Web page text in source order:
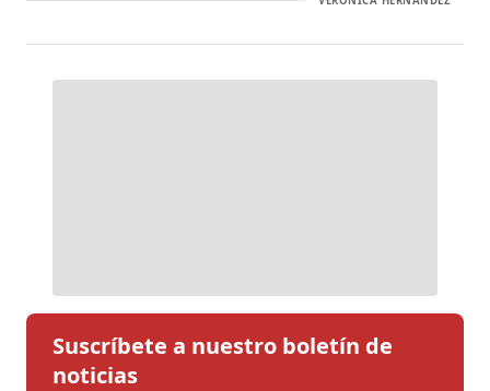
Suscríbete a nuestro boletín de
noticias